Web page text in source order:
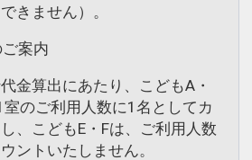
きません）。
案内
代金算出にあたり、こどもA・
室のご利用人数に1名としてカ
、こどもE・Fは、ご利用人数
ントいたしません。